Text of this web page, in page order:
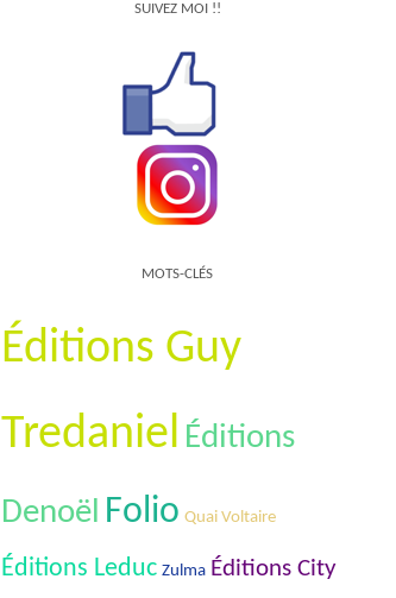
SUIVEZ MOI !!
MOTS-CLÉS
Éditions Guy
Tredaniel Éditions
Denoël Folio Quai Voltaire
Éditions Leduc Zulma Éditions City